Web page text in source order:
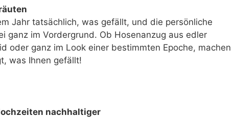
Jahr tatsächlich, was gefällt, und die persönliche
ganz im Vordergrund. Ob Hosenanzug aus edler
oder ganz im Look einer bestimmten Epoche, machen
was Ihnen gefällt!
nachhaltiger